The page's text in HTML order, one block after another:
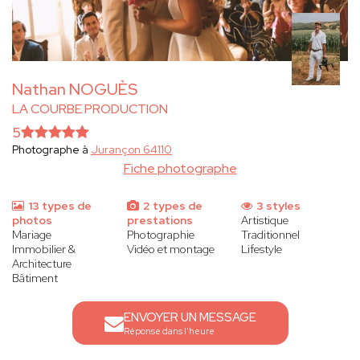
Nathan NOGUÈS
LA COURBE PRODUCTION
Fiche photographe
5
Photographe à Jurançon 64110
13 types de
photos
Mariage
Immobilier &
Architecture
Bâtiment
2 types de
prestations
Photographie
Vidéo et montage
3 styles
Artistique
Traditionnel
Lifestyle
ENVOYER UN MESSAGE
Réponse dans l'heure